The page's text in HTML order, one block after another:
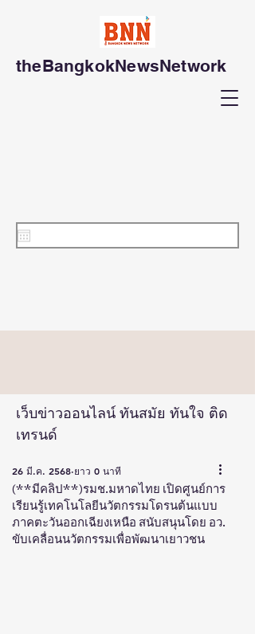
theBangkokNewsNetwork
เว็บข่าวออนไลน์ ทันสมัย ทันใจ ติด
เทรนด์
(**มีคลิป**)รมช.มหาดไทย เปิดศูนย์การ
เรียนรู้เทคโนโลยีนวัตกรรมโดรนต้นแบบ
ภาคตะวันออกเฉียงเหนือ สนับสนุนโดย อว.
ขับเคลื่อนนวัตกรรมเพื่อพัฒนาเยาวชน
26 มี.ค. 2568 ยาว 0 นาที